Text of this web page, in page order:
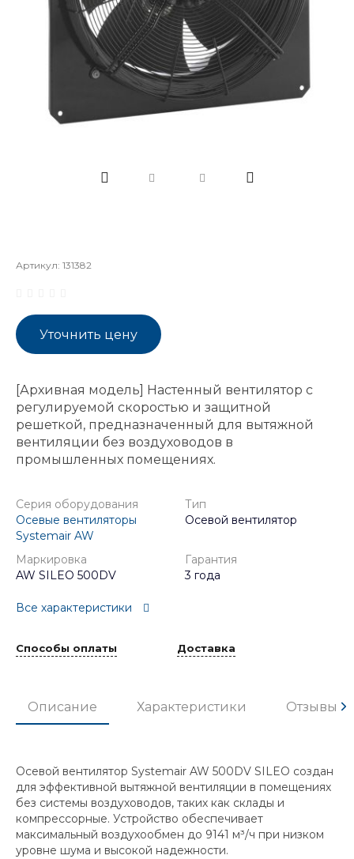
Артикул: 131382
Уточнить цену
[Архивная модель] Настенный вентилятор с
регулируемой скоростью и защитной
решеткой, предназначенный для вытяжной
вентиляции без воздуховодов в
промышленных помещениях.
Серия оборудования
Осевые вентиляторы
Systemair AW
Тип
Осевой вентилятор
Маркировка
AW SILEO 500DV
Гарантия
3 года
Все характеристики
Способы оплаты Доставка
Описание Характеристики Отзывы
Осевой вентилятор Systemair AW 500DV SILEO создан
для эффективной вытяжной вентиляции в помещениях
без системы воздуховодов, таких как склады и
компрессорные. Устройство обеспечивает
максимальный воздухообмен до 9141 м³/ч при низком
уровне шума и высокой надежности.